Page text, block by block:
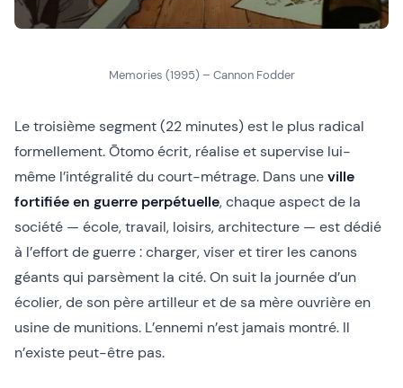
Memories (1995) – Cannon Fodder
Le troisième segment (22 minutes) est le plus radical
formellement. Ōtomo écrit, réalise et supervise lui-
même l’intégralité du court-métrage. Dans uneville
fortifiée en guerre perpétuelle, chaque aspect de la
société — école, travail, loisirs, architecture — est dédié
à l’effort de guerre : charger, viser et tirer les canons
géants qui parsèment la cité. On suit la journée d’un
écolier, de son père artilleur et de sa mère ouvrière en
usine de munitions. L’ennemi n’est jamais montré. Il
n’existe peut-être pas.